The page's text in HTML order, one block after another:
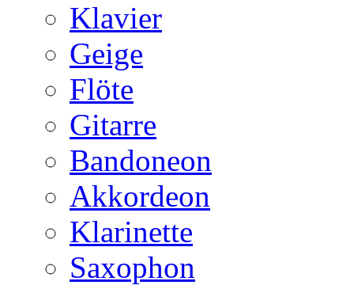
Klavier
Geige
Flöte
Gitarre
Bandoneon
Akkordeon
Klarinette
Saxophon